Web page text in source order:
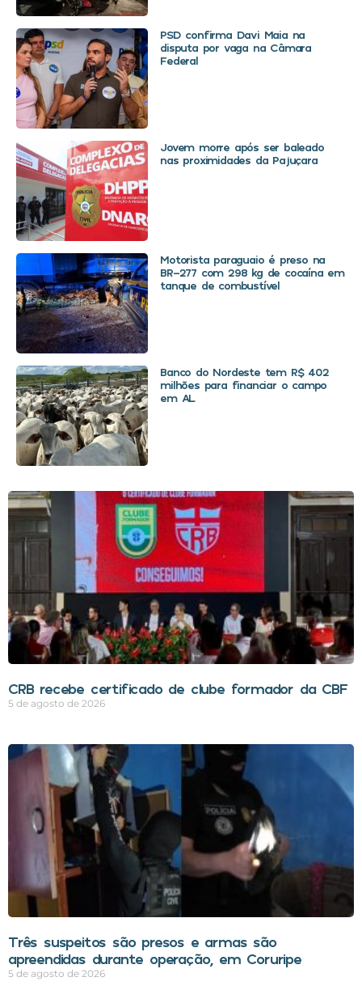
PSD confirma Davi Maia na
disputa por vaga na Câmara
Federal
Jovem morre após ser baleado
nas proximidades da Pajuçara
Motorista paraguaio é preso na
BR-277 com 298 kg de cocaína em
tanque de combustível
Banco do Nordeste tem R$ 402
milhões para financiar o campo
em AL
CRB recebe certificado de clube formador da CBF
5 de agosto de 2026
Três suspeitos são presos e armas são
apreendidas durante operação, em Coruripe
5 de agosto de 2026